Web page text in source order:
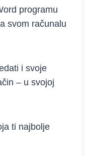
programu
svom računalu
i svoje
– u svojoj
ti najbolje